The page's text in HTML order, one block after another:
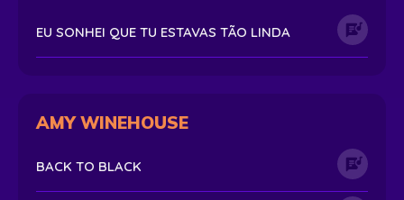
EU SONHEI QUE TU ESTAVAS TÃO LINDA
AMY WINEHOUSE
BACK TO BLACK